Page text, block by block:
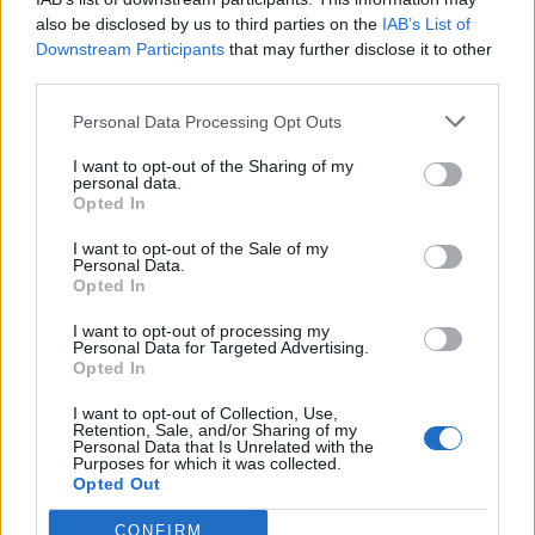
also be disclosed by us to third parties on the IAB’s List of
Downstream Participants that may further disclose it to other
Personal Data Processing Opt Outs
I want to opt-out of the Sharing of my
personal data.
Opted In
I want to opt-out of the Sale of my
Personal Data.
Opted In
I want to opt-out of processing my
Personal Data for Targeted Advertising.
Opted In
I want to opt-out of Collection, Use,
Retention, Sale, and/or Sharing of my
Personal Data that Is Unrelated with the
Purposes for which it was collected.
Opted Out
CONFIRM
Αραβία: Η στρατηγική της
Αθήνας απέναντι στον
Ινδία και Εμιράτα
όροι που
για να ανοίξει